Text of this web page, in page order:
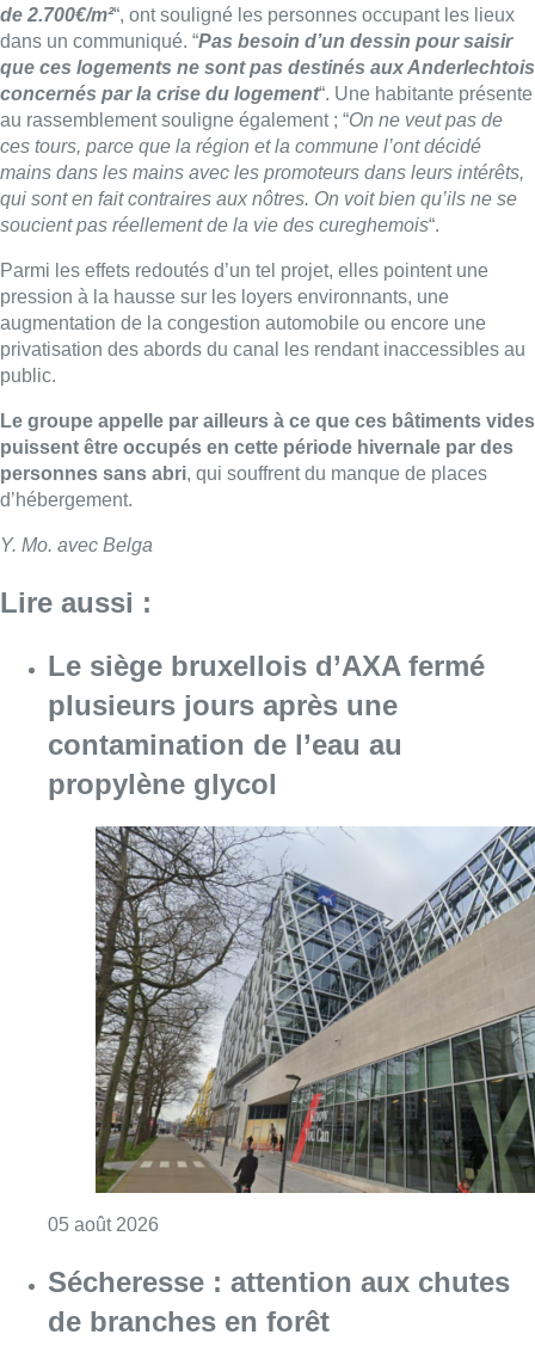
de 2.700€/m²“, ont souligné les personnes occupant les lieux
dans un communiqué. “Pas besoin d’un dessin pour saisir
que ces logements ne sont pas destinés aux Anderlechtois
concernés par la crise du logement“. Une habitante présente
au rassemblement souligne également ; “On ne veut pas de
ces tours, parce que la région et la commune l’ont décidé
mains dans les mains avec les promoteurs dans leurs intérêts,
qui sont en fait contraires aux nôtres. On voit bien qu’ils ne se
soucient pas réellement de la vie des cureghemois“.
Parmi les effets redoutés d’un tel projet, elles pointent une
pression à la hausse sur les loyers environnants, une
augmentation de la congestion automobile ou encore une
privatisation des abords du canal les rendant inaccessibles au
public.
Le groupe appelle par ailleurs à ce que ces bâtiments vides
puissent être occupés en cette période hivernale par des
personnes sans abri, qui souffrent du manque de places
d’hébergement.
Y. Mo. avec Belga
Lire aussi :
Le siège bruxellois d’AXA fermé
plusieurs jours après une
contamination de l’eau au
propylène glycol
05 août 2026
Sécheresse : attention aux chutes
de branches en forêt